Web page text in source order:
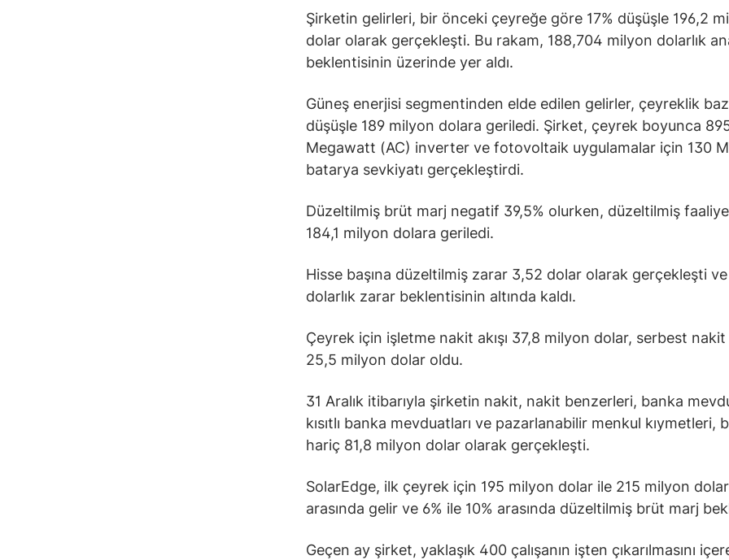
Şirketin gelirleri, bir önceki çeyreğe göre 17% düşüşle 196,2
dolar olarak gerçekleşti. Bu rakam, 188,704 milyon dolarlık
beklentisinin üzerinde yer aldı.
Güneş enerjisi segmentinden elde edilen gelirler, çeyreklik
düşüşle 189 milyon dolara geriledi. Şirket, çeyrek boyunca
Megawatt (AC) inverter ve fotovoltaik uygulamalar için 130
batarya sevkiyatı gerçekleştirdi.
Düzeltilmiş brüt marj negatif 39,5% olurken, düzeltilmiş
184,1 milyon dolara geriledi.
Hisse başına düzeltilmiş zarar 3,52 dolar olarak gerçekleşti ve
dolarlık zarar beklentisinin altında kaldı.
Çeyrek için işletme nakit akışı 37,8 milyon dolar, serbest nakit
25,5 milyon dolar oldu.
31 Aralık itibarıyla şirketin nakit, nakit benzerleri, banka
kısıtlı banka mevduatları ve pazarlanabilir menkul kıymetleri,
hariç 81,8 milyon dolar olarak gerçekleşti.
SolarEdge, ilk çeyrek için 195 milyon dolar ile 215 milyon dolar
arasında gelir ve 6% ile 10% arasında düzeltilmiş brüt marj
Geçen ay şirket, yaklaşık 400 çalışanın işten çıkarılmasını